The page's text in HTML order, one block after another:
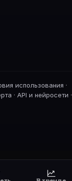
использования ·
· API и нейросети ·